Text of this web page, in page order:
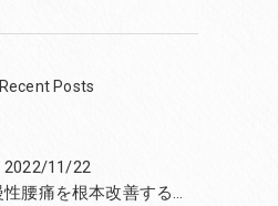
Recent Posts
2022/11/22
慢性腰痛を根本改善するなら和泉市の笑福整骨院【2022年11月22日の予約状況】